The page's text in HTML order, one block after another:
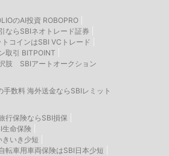
のAI投資 ROBOPRO
ならSBIネオトレード証券
トコインはSBI VCトレード
取引 BITPOINT
肢 SBIアートオークション
手数料 海外送金ならSBIレミット
行保険ならSBI損保
生命保険
いき少短
転車用車両保険はSBI日本少短